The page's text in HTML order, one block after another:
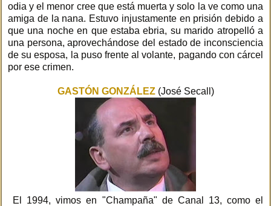
odia y el menor cree que está muerta y solo la ve como una
amiga de la nana. Estuvo injustamente en prisión debido a
que una noche en que estaba ebria, su marido atropelló a
una persona, aprovechándose del estado de inconsciencia
de su esposa, la puso frente al volante, pagando con cárcel
por ese crimen.
GASTÓN GONZÁLEZ(José Secall)
El 1994, vimos en "Champaña" de Canal 13, como el